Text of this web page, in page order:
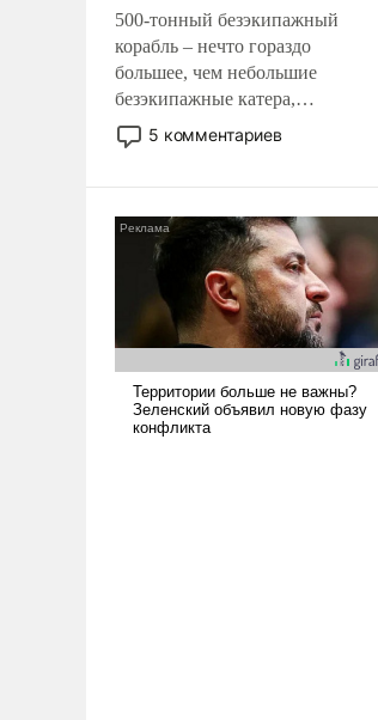
500-тонный безэкипажный
корабль – нечто гораздо
большее, чем небольшие
безэкипажные катера,
применение которых уже
стало обыденностью. Задача по
и ее реализация радикально
поднимет наши боевые
возможности.
5 комментариев